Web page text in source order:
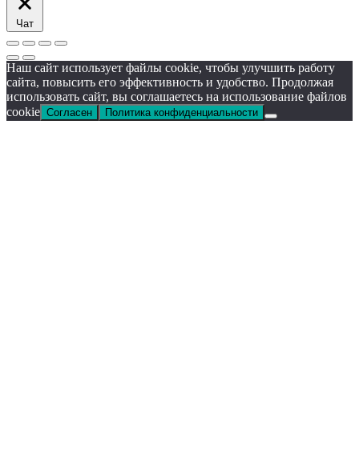
Чат
Наш сайт использует файлы cookie, чтобы улучшить работу
сайта, повысить его эффективность и удобство. Продолжая
использовать сайт, вы соглашаетесь на использование файлов
cookie Согласен Политика конфиденциальности